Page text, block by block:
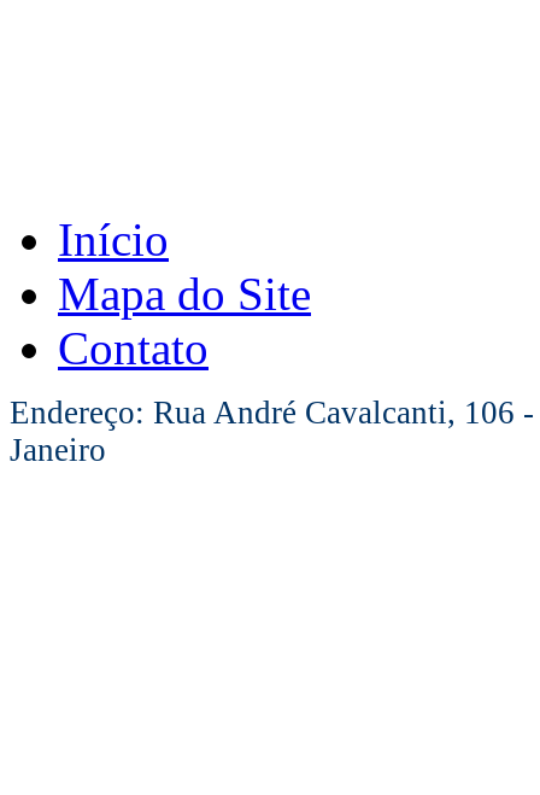
Início
Mapa do Site
Contato
Endereço: Rua André Cavalcanti, 106
Janeiro